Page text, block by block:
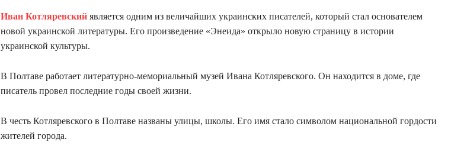
Иван Котляревский является одним из величайших украинских писателей, который стал основателем
новой украинской литературы. Его произведение «Энеида» открыло новую страницу в истории
украинской культуры.
В Полтаве работает литературно-мемориальный музей Ивана Котляревского. Он находится в доме, где
писатель провел последние годы своей жизни.
В честь Котляревского в Полтаве названы улицы, школы. Его имя стало символом национальной гордости
жителей города.